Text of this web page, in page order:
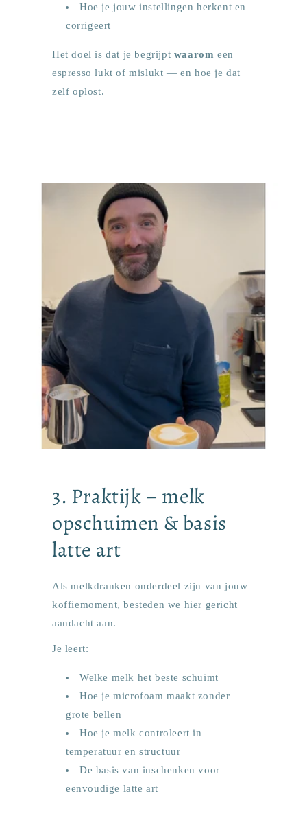
Hoe je jouw instellingen herkent en
corrigeert
Het doel is dat je begrijpt waarom een
espresso lukt of mislukt — en hoe je dat
zelf oplost.
3. Praktijk – melk
opschuimen & basis
latte art
Als melkdranken onderdeel zijn van jouw
koffiemoment, besteden we hier gericht
aandacht aan.
Je leert:
Welke melk het beste schuimt
Hoe je microfoam maakt zonder
grote bellen
Hoe je melk controleert in
temperatuur en structuur
De basis van inschenken voor
eenvoudige latte art